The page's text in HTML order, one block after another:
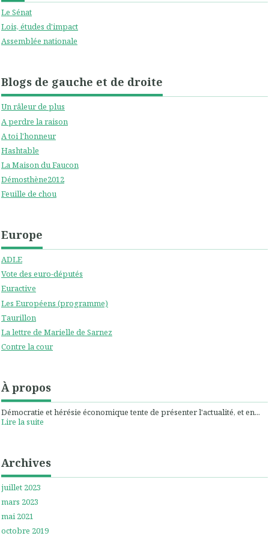
Le Sénat
Lois, études d'impact
Assemblée nationale
Blogs de gauche et de droite
Un râleur de plus
A perdre la raison
A toi l'honneur
Hashtable
La Maison du Faucon
Démosthène2012
Feuille de chou
Europe
ADLE
Vote des euro-députés
Euractive
Les Européens (programme)
Taurillon
La lettre de Marielle de Sarnez
Contre la cour
À propos
Démocratie et hérésie économique tente de présenter l'actualité, et en...
Lire la suite
Archives
juillet 2023
mars 2023
mai 2021
octobre 2019